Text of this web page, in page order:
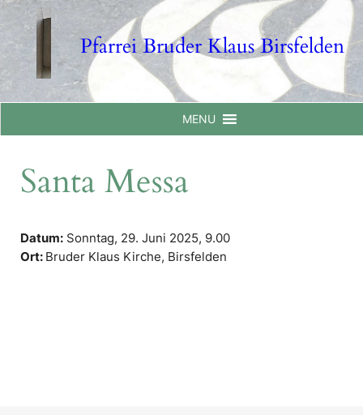
Skip
to
content
Pfarrei Bruder Klaus Birsfelden
MENU
Santa Messa
Datum: Sonntag, 29. Juni 2025, 9.00
Ort: Bruder Klaus Kirche, Birsfelden